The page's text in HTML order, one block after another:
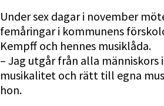
Under sex dagar i november
femåringar i kommunens
Kempff och hennes musiklåda.
– Jag utgår från alla människors
musikalitet och rätt till egna
hon.